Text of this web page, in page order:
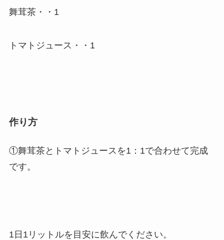
舞茸茶・・1
トマトジュース・・1
作り方
①舞茸茶とトマトジュースを1：1で合わせて完成
です。
1日1リットルを目安に飲んでください。